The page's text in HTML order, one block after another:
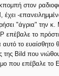
στον
έχει -
"άγρια" την
επέβαλε το
αυτό το ευαίσθητο
της Bild που
που επέβαλε το